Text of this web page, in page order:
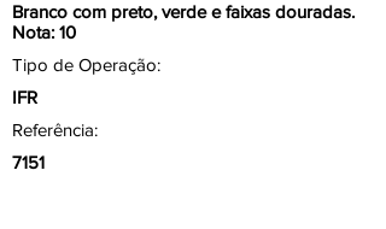
Branco com preto, verde e faixas douradas.
Nota: 10
Tipo de Operação:
IFR
Referência:
7151